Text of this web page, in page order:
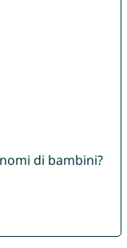
di bambini?